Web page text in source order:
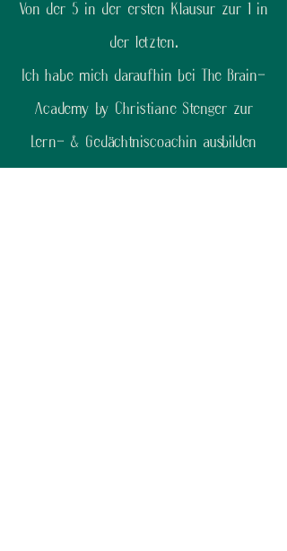
Von der 5 in der ersten Klausur zur 1 in
der letzten.
Ich habe mich daraufhin bei The Brain-
Academy by Christiane Stenger zur
Lern- & Gedächtniscoachin ausbilden